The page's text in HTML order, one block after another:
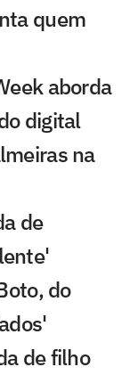
quem
aborda
digital
na
de
do
de filho